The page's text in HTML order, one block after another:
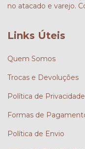
no atacado e varejo.
Links Úteis
Quem Somos
Trocas e Devoluções
Política de Privacidade
Formas de
Política de Envio